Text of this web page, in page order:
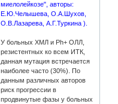
миелолейкозе", авторы:
Е.Ю.Челышева, О.А.Шухов,
О.В.Лазарева, А.Г.Туркина ).
У больных ХМЛ и Ph+ ОЛЛ,
резистентных ко всем ИТК,
данная мутация встречается
наиболее часто (30%). По
данным различных авторов
риск прогрессии в
продвинутые фазы у больных